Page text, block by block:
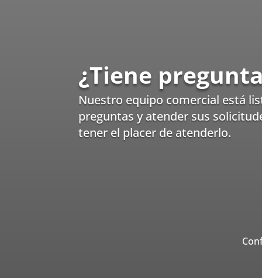
¿Tiene
Nuestro equipo comercial está
preguntas y atender sus
tener el placer de atenderlo.